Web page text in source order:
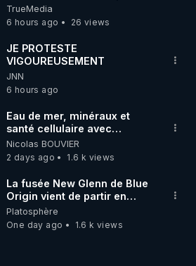
TrueMedia
6 hours ago
26 views
JE PROTESTE
VIGOUREUSEMENT
JNN
6 hours ago
Eau de mer, minéraux et
santé cellulaire avec
Grégoire Cadeau
Nicolas BOUVIER
2 days ago
1.6 k views
La fusée New Glenn de Blue
Origin vient de partir en
fumée.
Platosphère
One day ago
1.6 k views